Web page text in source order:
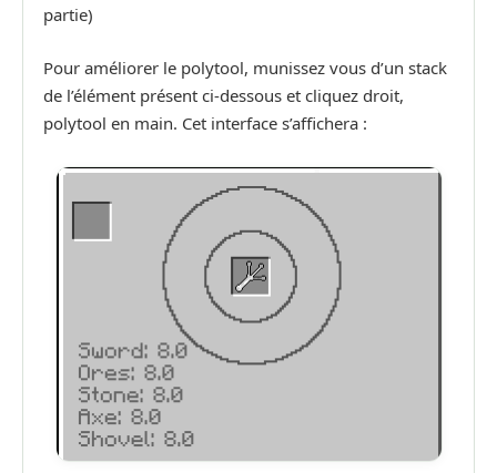
partie)
Pour améliorer le polytool, munissez vous d’un stack
de l’élément présent ci-dessous et cliquez droit,
polytool en main. Cet interface s’affichera :